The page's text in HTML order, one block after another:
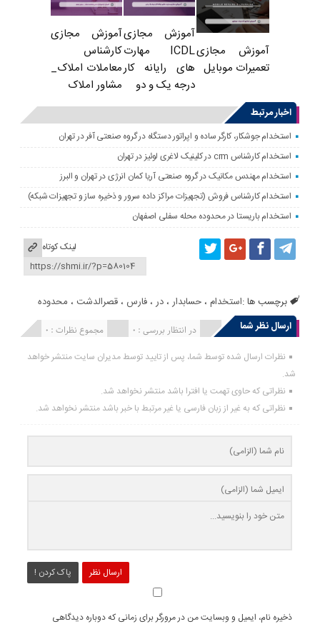
آموزش مجازی
تعمیرات موبایل
آموزش مجازی
ICDL مهارت
های رایانه کار
درجه یک و دو
آموزش مجازی
کارشناس
معاملات املاک_
مشاور املاک
اخبار مرتبط
استخدام جوشکار، کارگر ساده و اپراتور دستگاه در گروه صنعتی آفر در تهران
استخدام کارشناس crm در کلینیک لاغری لوئیز در تهران
استخدام مهندس مکانیک در گروه صنعتی آریا کمان انرژی در تهران و البرز
استخدام کارشناس فروش (تجهیزات مراکز داده سرور و ذخیره ساز و تجهیزات شبکه)
استخدام باریستا در محدوده محله سفلی اصفهان
لینک کوتاه
برچسب ها :استخدام ،حسابدار ،در ،فارس ،قصرالدشت ، محدوده
ارسال نظر شما
مجموع نظرات : 0 در انتظار بررسی : 0 انتشار یافته : 0
نظرات ارسال شده توسط شما، پس از تایید توسط مدیران سایت منتشر خواهد
شد.
نظراتی که حاوی تهمت یا افترا باشد منتشر نخواهد شد.
نظراتی که به غیر از زبان فارسی یا غیر مرتبط با خبر باشد منتشر نخواهد شد.
ارسال نظر پاک کردن !
ذخیره نام، ایمیل و وبسایت من در مرورگر برای زمانی که دوباره دیدگاهی